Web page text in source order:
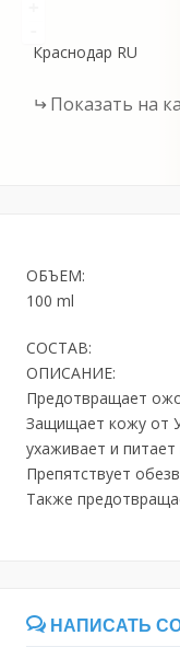
Краснодар RU
Показать на
ОБЪЕМ:
100 ml
СОСТАВ:
ОПИСАНИЕ:
Предотвращает
Защищает кожу от
ухаживает и питает
Препятствует
Также
НАПИСАТЬ